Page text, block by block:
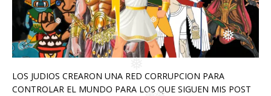
❅
❅
❅
❅
❅ ❅
❅
❅ ❅
LOS JUDIOS CREARON UNA RED CORRUPCION PARA
CONTROLAR EL MUNDO PARA LOS QUE SIGUEN MIS POST